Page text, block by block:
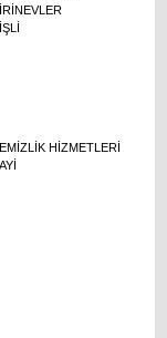
HİZMETLERİ